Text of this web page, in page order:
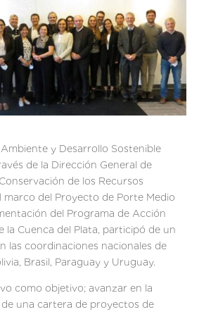
y Desarrollo Sostenible
de la Dirección General de
de los Recursos
marco del Proyecto de Porte Medio
del Programa de Acción
la Cuenca del Plata, participó de un
las coordinaciones nacionales de
Brasil, Paraguay y Uruguay.
como objetivo; avanzar en la
una cartera de proyectos de